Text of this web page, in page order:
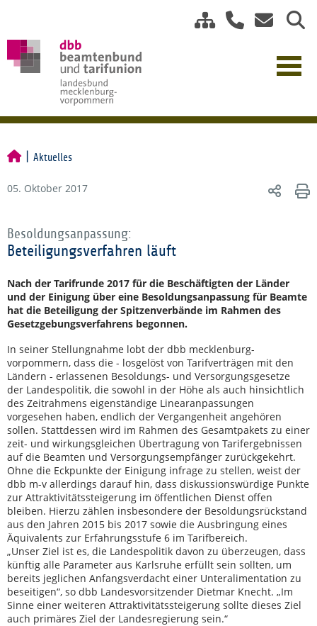
Aktuelles
05. Oktober 2017
Besoldungsanpassung:
Beteiligungsverfahren läuft
Nach der Tarifrunde 2017 für die Beschäftigten der Länder
und der Einigung über eine Besoldungsanpassung für Beamte
hat die Beteiligung der Spitzenverbände im Rahmen des
Gesetzgebungsverfahrens begonnen.
In seiner Stellungnahme lobt der dbb mecklenburg-
vorpommern, dass die - losgelöst von Tarifverträgen mit den
Ländern - erlassenen Besoldungs- und Versorgungsgesetze
der Landespolitik, die sowohl in der Höhe als auch hinsichtlich
des Zeitrahmens eigenständige Linearanpassungen
vorgesehen haben, endlich der Vergangenheit angehören
sollen. Stattdessen wird im Rahmen des Gesamtpakets zu einer
zeit- und wirkungsgleichen Übertragung von Tarifergebnissen
auf die Beamten und Versorgungsempfänger zurückgekehrt.
Ohne die Eckpunkte der Einigung infrage zu stellen, weist der
dbb m-v allerdings darauf hin, dass diskussionswürdige Punkte
zur Attraktivitätssteigerung im öffentlichen Dienst offen
bleiben. Hierzu zählen insbesondere der Besoldungsrückstand
aus den Jahren 2015 bis 2017 sowie die Ausbringung eines
Äquivalents zur Erfahrungsstufe 6 im Tarifbereich.
„Unser Ziel ist es, die Landespolitik davon zu überzeugen, dass
künftig alle Parameter aus Karlsruhe erfüllt sein sollten, um
bereits jeglichen Anfangsverdacht einer Unteralimentation zu
beseitigen“, so dbb Landesvorsitzender Dietmar Knecht. „Im
Sinne einer weiteren Attraktivitätssteigerung sollte dieses Ziel
auch primäres Ziel der Landesregierung sein.“